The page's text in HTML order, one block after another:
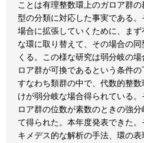
ことは有理整数環上のガロア群
型の分類に対応した事実である
場合に拡張していくために、ま
な環に取り替えて、その場合の
くる。この様な研究は弱分岐の
ロア群が可換であるという条件の
すなわち類群の中で、代数的整
けが弱分岐な場合得られている
ロア群の位数が素数のときの強
て得られた。本年度発表できた
キメデス的な解析の手法、環の